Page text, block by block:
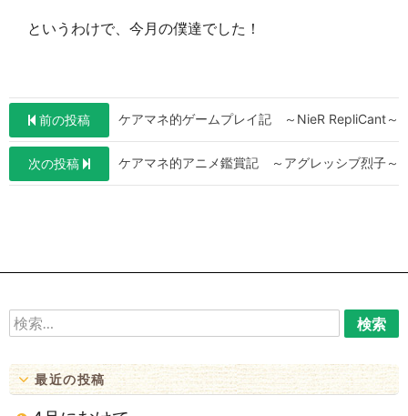
というわけで、今月の僕達でした！
投
稿
ナ
ョ
前の投稿 ケアマネ的ゲームプレイ記 ～NieR RepliCant～
次の投稿 ケアマネ的アニメ鑑賞記 ～アグレッシブ烈子～
検
索:
最近の投稿